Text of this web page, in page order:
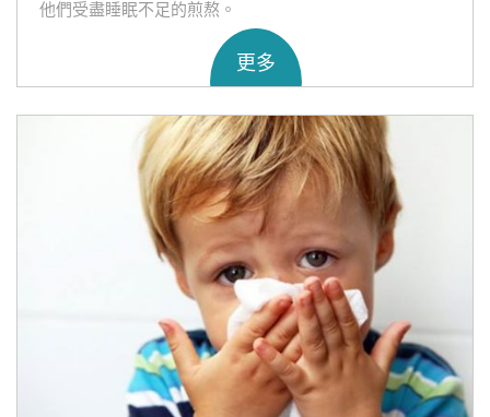
他們受盡睡眠不足的煎熬。
更多